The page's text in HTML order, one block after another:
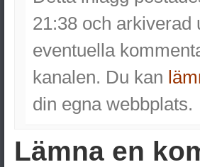
21:38 och arkiverad
eventuella
kanalen. Du kan
din egna webbplats.
Lämna en